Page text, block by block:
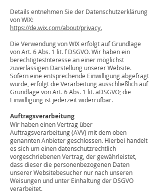
Details entnehmen Sie der Datenschutzerklärung
von WIX:
https://de.wix.com/about/privacy.
Die Verwendung von WIX erfolgt auf Grundlage
von Art. 6 Abs. 1 lit. f DSGVO. Wir haben ein
berechtigtesInteresse an einer möglichst
zuverlässigen Darstellung unserer Website.
Sofern eine entsprechende Einwilligung abgefragt
wurde, erfolgt die Verarbeitung ausschließlich auf
Grundlage von Art. 6 Abs. 1 lit. aDSGVO; die
Einwilligung ist jederzeit widerrufbar.
Auftragsverarbeitung
Wir haben einen Vertrag über
Auftragsverarbeitung (AVV) mit dem oben
genannten Anbieter geschlossen. Hierbei handelt
es sich um einen datenschutzrechtlich
vorgeschriebenen Vertrag, der gewährleistet,
dass dieser die personenbezogenen Daten
unserer Websitebesucher nur nach unseren
Weisungen und unter Einhaltung der DSGVO
verarbeitet.